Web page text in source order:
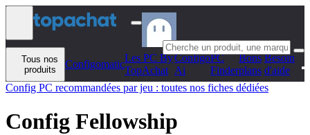
Aller au contenu
Tous nos
produits
Configomatic
Les PC By
TopAchat
Configo
Ai
PC
Finder
Bons
plans
Besoin
d'aide
Config PC recommandées par jeu : toutes nos fiches dédiées
Config Fellowship